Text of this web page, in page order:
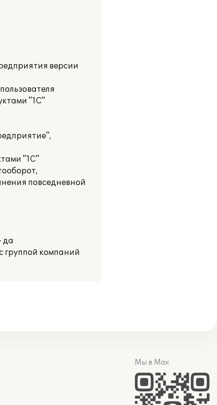
версии
"1С"
"1С"
повседневной
да
группой компаний
Мы в Max